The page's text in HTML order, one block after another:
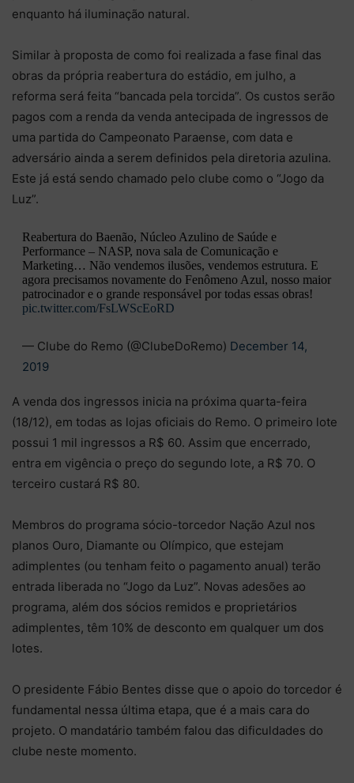
enquanto há iluminação natural.
Similar à proposta de como foi realizada a fase final das
obras da própria reabertura do estádio, em julho, a
reforma será feita “bancada pela torcida”. Os custos serão
pagos com a renda da venda antecipada de ingressos de
uma partida do Campeonato Paraense, com data e
adversário ainda a serem definidos pela diretoria azulina.
Este já está sendo chamado pelo clube como o “Jogo da
Luz”.
Reabertura do Baenão, Núcleo Azulino de Saúde e
Performance – NASP, nova sala de Comunicação e
Marketing… Não vendemos ilusões, vendemos estrutura. E
agora precisamos novamente do Fenômeno Azul, nosso maior
patrocinador e o grande responsável por todas essas obras!
pic.twitter.com/FsLWScEoRD
— Clube do Remo (@ClubeDoRemo) December 14,
2019
A venda dos ingressos inicia na próxima quarta-feira
(18/12), em todas as lojas oficiais do Remo. O primeiro lote
possui 1 mil ingressos a R$ 60. Assim que encerrado,
entra em vigência o preço do segundo lote, a R$ 70. O
terceiro custará R$ 80.
Membros do programa sócio-torcedor Nação Azul nos
planos Ouro, Diamante ou Olímpico, que estejam
adimplentes (ou tenham feito o pagamento anual) terão
entrada liberada no “Jogo da Luz”. Novas adesões ao
programa, além dos sócios remidos e proprietários
adimplentes, têm 10% de desconto em qualquer um dos
lotes.
O presidente Fábio Bentes disse que o apoio do torcedor é
fundamental nessa última etapa, que é a mais cara do
projeto. O mandatário também falou das dificuldades do
clube neste momento.